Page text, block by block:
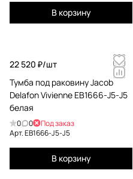
В корзину
22 520 ₽/шт
Тумба под раковину Jacob
Delafon Vivienne EB1666-J5-J5
белая
0 0
Под заказ
Арт.EB1666-J5-J5
В корзину